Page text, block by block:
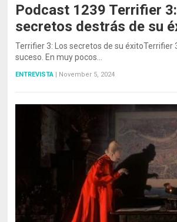
Podcast 1239 Terrifier
secretos destrás de su
Terrifier 3: Los secretos de su éxitoTerrifier
suceso. En muy pocos…
ENTREVISTA November 5, 2024